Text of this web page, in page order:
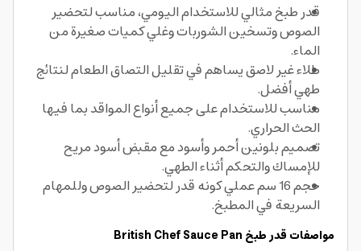
قدر طبخ مثالي للاستخدام اليومي، مناسب لتحضير
الصوص وتسخين الشوربات وغلي كميات صغيرة من
الماء.
طلاء غير لاصق يساهم في تقليل التصاق الطعام لنتائج
طهي أفضل.
مناسب للاستخدام على جميع أنواع المواقد بما فيها
الحث الحراري.
تصميم بلونين أحمر وأسود مع مقبض أسود مريح
للإمساك والتحكم أثناء الطهي.
حجم 16 سم عملي كونه قدر لتحضير الصوص وللمهام
السريعة في المطبخ.
مواصفات قدر طبخ British Chef Sauce Pan